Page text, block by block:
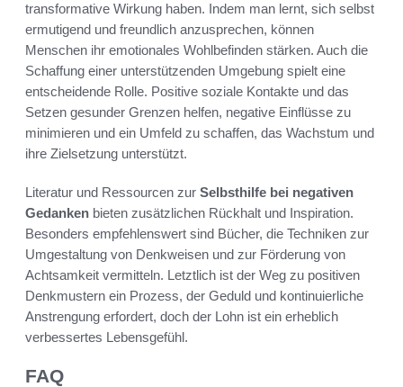
transformative Wirkung haben. Indem man lernt, sich selbst
ermutigend und freundlich anzusprechen, können
Menschen ihr emotionales Wohlbefinden stärken. Auch die
Schaffung einer unterstützenden Umgebung spielt eine
entscheidende Rolle. Positive soziale Kontakte und das
Setzen gesunder Grenzen helfen, negative Einflüsse zu
minimieren und ein Umfeld zu schaffen, das Wachstum und
ihre Zielsetzung unterstützt.
Literatur und Ressourcen zur Selbsthilfe bei negativen
Gedanken bieten zusätzlichen Rückhalt und Inspiration.
Besonders empfehlenswert sind Bücher, die Techniken zur
Umgestaltung von Denkweisen und zur Förderung von
Achtsamkeit vermitteln. Letztlich ist der Weg zu positiven
Denkmustern ein Prozess, der Geduld und kontinuierliche
Anstrengung erfordert, doch der Lohn ist ein erheblich
verbessertes Lebensgefühl.
FAQ